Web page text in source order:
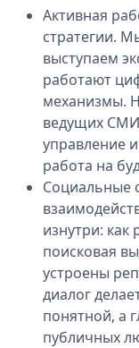
Активная
стратегии.
выступаем
работают
механизмы.
ведущих
управление
работа на
Социальные
изнутри:
поисковая
устроены
диалог
понятной, а
публичных